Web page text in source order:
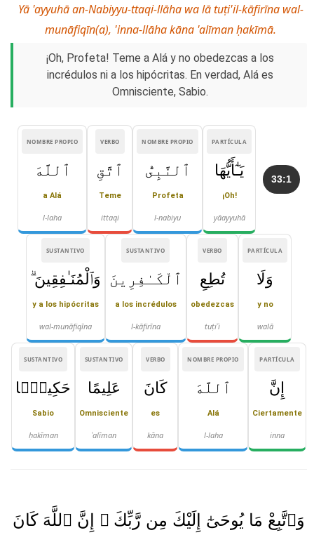
Yā 'ayyuhā an-Nabiyyu-ttaqi-llāha wa lā tuṭi'il-kāfirīna wal-
munāfiqīn(a), 'inna-llāha kāna 'alīman ḥakīmā.
¡Oh, Profeta! Teme a Alá y no obedezcas a los
incrédulos ni a los hipócritas. En verdad, Alá es
Omnisciente, Sabio.
33:1
PARTÍCULA
يَـٰٓأَيُّهَا
¡Oh!
yāayyuhā
NOMBRE PROPIO
ٱلنَّبِىُّ
Profeta
l-nabiyu
VERBO
ٱتَّقِ
Teme
ittaqi
NOMBRE PROPIO
ٱللَّهَ
a Alá
l-laha
PARTÍCULA
وَلَا
y no
walā
VERBO
تُطِعِ
obedezcas
tuṭiʿi
SUSTANTIVO
ٱلْكَـٰفِرِينَ
a los incrédulos
l-kāfirīna
SUSTANTIVO
وَٱلْمُنَـٰفِقِينَ ۗ
y a los hipócritas
wal-munāfiqīna
PARTÍCULA
إِنَّ
Ciertamente
inna
NOMBRE PROPIO
ٱللَّهَ
Alá
l-laha
VERBO
كَانَ
es
kāna
SUSTANTIVO
عَلِيمًا
Omnisciente
ʿalīman
SUSTANTIVO
حَكِيمًۭا
Sabio
ḥakīman
وَٱتَّبِعْ مَا يُوحَىٰٓ إِلَيْكَ مِن رَّبِّكَ ۚ إِنَّ ٱللَّهَ كَانَ